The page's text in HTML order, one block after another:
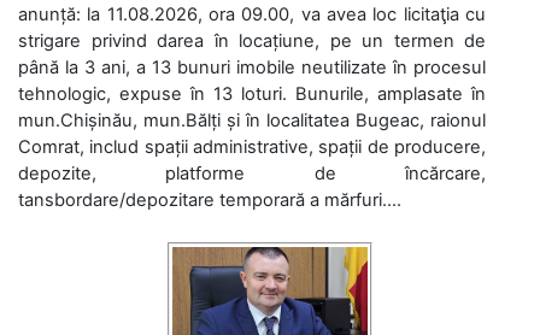
anunță: la 11.08.2026, ora 09.00, va avea loc licitaţia cu
strigare privind darea în locațiune, pe un termen de
până la 3 ani, a 13 bunuri imobile neutilizate în procesul
tehnologic, expuse în 13 loturi. Bunurile, amplasate în
mun.Chișinău, mun.Bălți și în localitatea Bugeac, raionul
Comrat, includ spații administrative, spații de producere,
depozite, platforme de încărcare,
tansbordare/depozitare temporară a mărfuri....